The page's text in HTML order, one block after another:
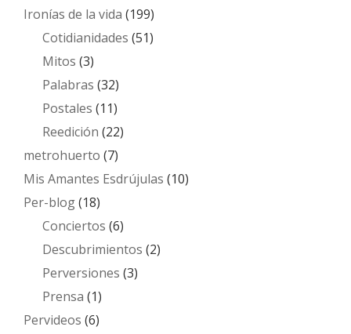
Ironías de la vida (199)
Cotidianidades (51)
Mitos (3)
Palabras (32)
Postales (11)
Reedición (22)
metrohuerto (7)
Mis Amantes Esdrújulas (10)
Per-blog(18)
Conciertos (6)
Descubrimientos (2)
Perversiones (3)
Prensa (1)
Pervideos (6)